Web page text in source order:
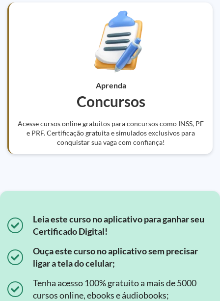
Aprenda
Concursos
Acesse cursos online gratuitos para concursos como INSS, PF
e PRF. Certificação gratuita e simulados exclusivos para
conquistar sua vaga com confiança!
Leia este curso no aplicativo para ganhar seu
Certificado Digital!
Ouça este curso no aplicativo sem precisar
ligar a tela do celular;
Tenha acesso 100% gratuito a mais de 5000
cursos online, ebooks e áudiobooks;